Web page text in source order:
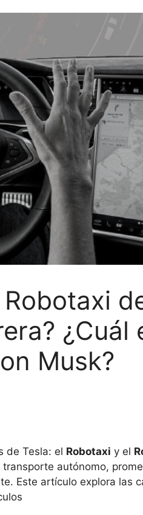
¿Cuál
Musk?
de Tesla: el Robotaxi y el
autónomo,
Este artículo explora las